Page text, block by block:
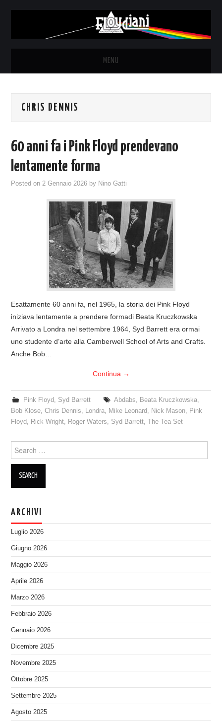
MENU
NEWS
SYD BARRETT – ALLE SOGLIE
DELL’ALBA
COVER & TRIBUTI
DISCOGRAFIA
LINKS
CONTATTI
POLICY/COOKIES
CHRIS DENNIS
60 anni fa i Pink Floyd prendevano
lentamente forma
Posted on2 Gennaio 2026 by Nino Gatti
Esattamente 60 anni fa, nel 1965, la storia dei Pink Floyd
iniziava lentamente a prendere formadi Beata Kruczkowska
Arrivato a Londra nel settembre 1964, Syd Barrett era ormai
uno studente d’arte alla Camberwell School of Arts and Crafts.
Anche Bob…
Continua →
Pink Floyd, Syd Barrett Abdabs, Beata Kruczkowska,
Bob Klose,Chris Dennis, Londra, Mike Leonard, Nick Mason, Pink
Floyd, Rick Wright, Roger Waters, Syd Barrett,The Tea Set
for:
ARCHIVI
Luglio 2026
Giugno 2026
Maggio 2026
Aprile 2026
Marzo 2026
Febbraio 2026
Gennaio 2026
Dicembre 2025
Novembre 2025
Ottobre 2025
Settembre 2025
Agosto 2025